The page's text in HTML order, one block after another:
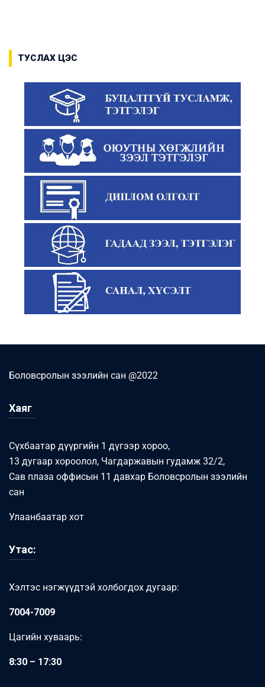
ТУСЛАХ ЦЭС
Боловсролын зээлийн сан @2022
Хаяг
Сүхбаатар дүүргийн 1 дүгээр хороо,
13 дугаар хороолол, Чагдаржавын гудамж 32/2,
Сав плаза оффисын 11 давхар Боловсролын зээлийн
сан
Улаанбаатар хот
Утас:
Хэлтэс нэгжүүдтэй холбогдох дугаар:
7004-7009
Цагийн хуваарь:
8:30 – 17:30